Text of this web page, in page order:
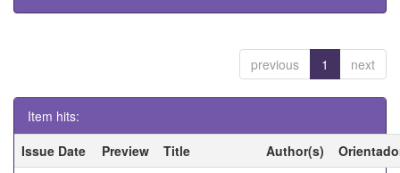
previous 1 next
Item hits:
Issue Date
Preview Title Author(s)